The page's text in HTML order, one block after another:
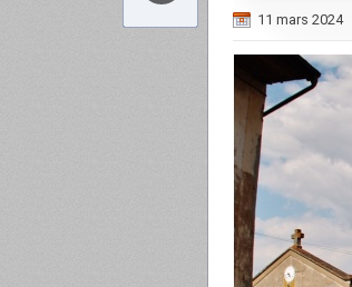
11 mars 2024